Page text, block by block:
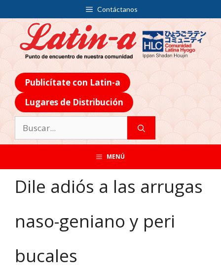
Contáctanos
Publicítate con Latin-a
Lugares de Distribución
MENÚ
Dile adiós a las arrugas
naso-geniano y peri
bucales